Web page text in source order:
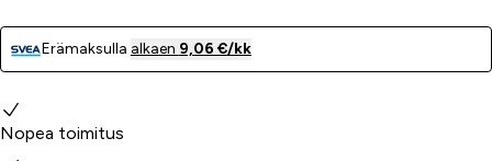
Erämaksulla alkaen 9,06 €/kk
Miksi valita meidät?
Nopea toimitus